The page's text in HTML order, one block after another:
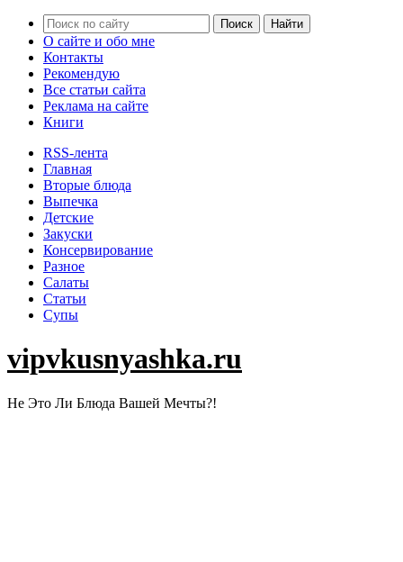
О сайте и обо мне
Контакты
Рекомендую
Все статьи сайта
Реклама на сайте
Книги
RSS-лента
Главная
Вторые блюда
Выпечка
Детские
Закуски
Консервирование
Разное
Салаты
Статьи
Супы
vipvkusnyashka.ru
Не Это Ли Блюда Вашей Мечты?!